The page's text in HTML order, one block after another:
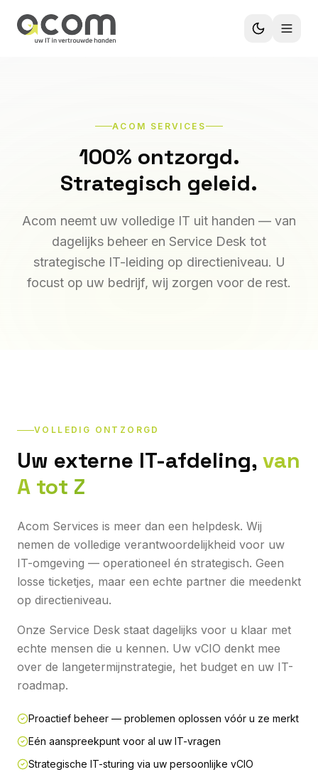
ACOM SERVICES
100% ontzorgd.
Strategisch geleid.
Acom neemt uw volledige IT uit handen — van
dagelijks beheer en Service Desk tot
strategische IT-leiding op directieniveau. U
focust op uw bedrijf, wij zorgen voor de rest.
VOLLEDIG ONTZORGD
Uw externe IT-afdeling, van
A tot Z
Acom Services is meer dan een helpdesk. Wij
nemen de volledige verantwoordelijkheid voor uw
IT-omgeving — operationeel én strategisch. Geen
losse ticketjes, maar een echte partner die meedenkt
op directieniveau.
Onze Service Desk staat dagelijks voor u klaar met
echte mensen die u kennen. Uw vCIO denkt mee
over de langetermijnstrategie, het budget en uw IT-
roadmap.
Proactief beheer — problemen oplossen vóór u ze merkt
Eén aanspreekpunt voor al uw IT-vragen
Strategische IT-sturing via uw persoonlijke vCIO